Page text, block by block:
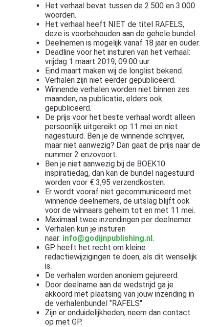
Het verhaal bevat tussen de 2.500 en 3.000
woorden.
Het verhaal heeft NIET de titel RAFELS,
deze is voorbehouden aan de gehele bundel.
Deelnemen is mogelijk vanaf 18 jaar en ouder.
Deadline voor het insturen van het verhaal:
vrijdag 1 maart 2019, 09.00 uur.
Eind maart maken wij de longlist bekend.
Verhalen zijn niet eerder gepubliceerd.
Winnende verhalen worden niet binnen zes
maanden, na publicatie, elders ook
gepubliceerd.
De prijs voor het beste verhaal wordt alleen
persoonlijk uitgereikt op 11 mei en niet
nagestuurd. Ben je de winnende schrijver,
maar niet aanwezig? Dan gaat de prijs naar de
nummer 2 enzovoort.
Ben je niet aanwezig bij de BOEK10
inspiratiedag, dan kan de bundel nagestuurd
worden voor € 3,95 verzendkosten.
Er wordt vooraf niet gecommuniceerd met
winnende deelnemers, de uitslag blijft ook
voor de winnaars geheim tot en met 11 mei.
Maximaal twee inzendingen per deelnemer.
Verhalen kun je insturen
naar: info@godijnpublishing.nl.
GP heeft het recht om kleine
redactiewijzigingen te doen, als dit wenselijk
is.
De verhalen worden anoniem gejureerd.
Door deelname aan de wedstrijd ga je
akkoord met plaatsing van jouw inzending in
de verhalenbundel "RAFELS".
Zijn er onduidelijkheden, neem dan contact
op met GP.